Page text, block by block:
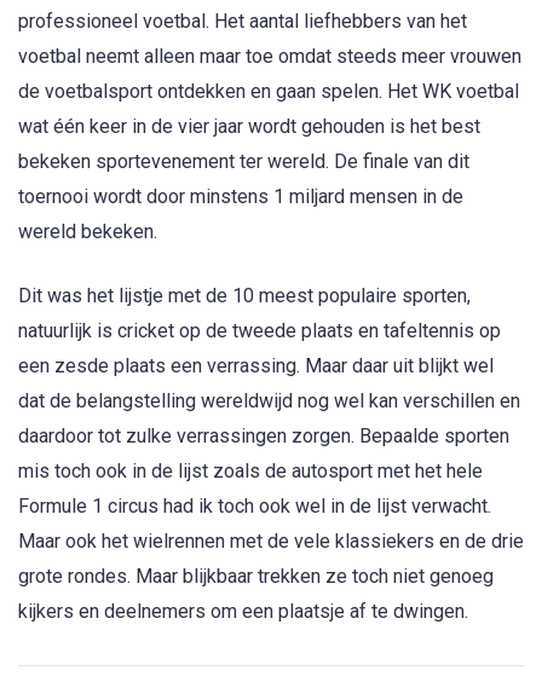
professioneel voetbal. Het aantal liefhebbers van het
voetbal neemt alleen maar toe omdat steeds meer vrouwen
de voetbalsport ontdekken en gaan spelen. Het WK voetbal
wat één keer in de vier jaar wordt gehouden is het best
bekeken sportevenement ter wereld. De finale van dit
toernooi wordt door minstens 1 miljard mensen in de
wereld bekeken.
Dit was het lijstje met de 10 meest populaire sporten,
natuurlijk is cricket op de tweede plaats en tafeltennis op
een zesde plaats een verrassing. Maar daar uit blijkt wel
dat de belangstelling wereldwijd nog wel kan verschillen en
daardoor tot zulke verrassingen zorgen. Bepaalde sporten
mis toch ook in de lijst zoals de autosport met het hele
Formule 1 circus had ik toch ook wel in de lijst verwacht.
Maar ook het wielrennen met de vele klassiekers en de drie
grote rondes. Maar blijkbaar trekken ze toch niet genoeg
kijkers en deelnemers om een plaatsje af te dwingen.